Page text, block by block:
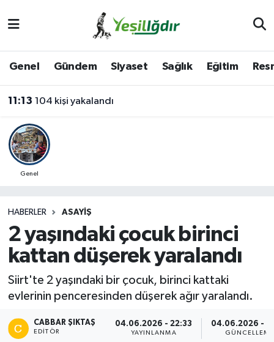
Genel Gündem Siyaset Sağlık Eğitim
11:13 104 kişi yakalandı
Genel
HABERLER ASAYIŞ
2 yaşındaki çocuk birinci
kattan düşerek yaralandı
Siirt'te 2 yaşındaki bir çocuk, birinci kattaki
evlerinin penceresinden düşerek ağır yaralandı.
CABBAR ŞIKTAŞ
EDITÖR
04.06.2026 - 22:33
YAYINLANMA
04.06.2026 -
GÜNCELLEME
İğdir Namaz Vakitleri
Iğdır Trafik Yoğunluk Haritası
Süper Lig Puan Durumu ve Fikstür
Son Dakika Haberleri
Haber Arşivi